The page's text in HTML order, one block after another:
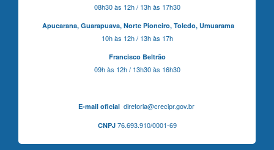
08h30 às 12h / 13h às 17h30
Apucarana, Guarapuava, Norte Pioneiro, Toledo, Umuarama
10h às 12h / 13h às 17h
Francisco Beltrão
09h às 12h / 13h30 às 16h30
E-mail oficialdiretoria@crecipr.gov.br
CNPJ76.693.910/0001-69